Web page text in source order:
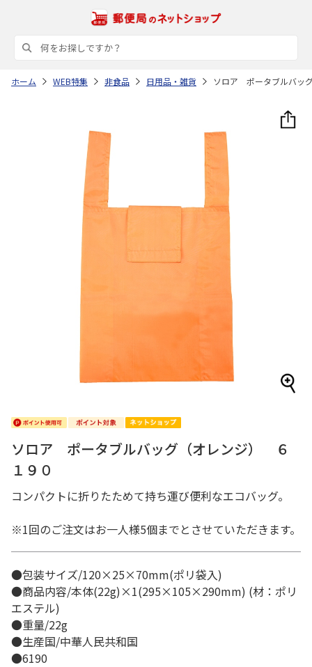
ホーム WEB特集 非食品 日用品・雑貨 ソロア ポータブルバッ
ソロア ポータブルバッグ（オレンジ） ６
１９０
コンパクトに折りたためて持ち運び便利なエコバッグ。
※1回のご注文はお一人様5個までとさせていただきます。
●包装サイズ/120×25×70mm(ポリ袋入)
●商品内容/本体(22g)×1(295×105×290mm) (材：ポリ
エステル)
●重量/22g
●生産国/中華人民共和国
●6190